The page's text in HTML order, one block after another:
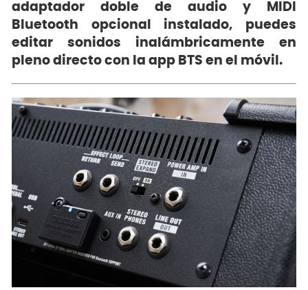
adaptador doble de audio y MIDI
Bluetooth opcional instalado, puedes
editar sonidos inalámbricamente en
pleno directo con la app BTS en el móvil.